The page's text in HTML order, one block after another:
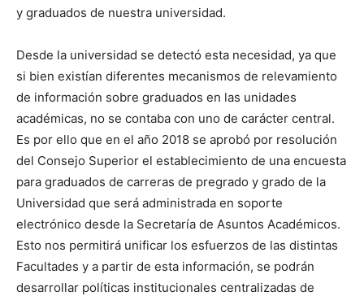
y graduados de nuestra universidad.
Desde la universidad se detectó esta necesidad, ya que
si bien existían diferentes mecanismos de relevamiento
de información sobre graduados en las unidades
académicas, no se contaba con uno de carácter central.
Es por ello que en el año 2018 se aprobó por resolución
del Consejo Superior el establecimiento de una encuesta
para graduados de carreras de pregrado y grado de la
Universidad que será administrada en soporte
electrónico desde la Secretaría de Asuntos Académicos.
Esto nos permitirá unificar los esfuerzos de las distintas
Facultades y a partir de esta información, se podrán
desarrollar políticas institucionales centralizadas de